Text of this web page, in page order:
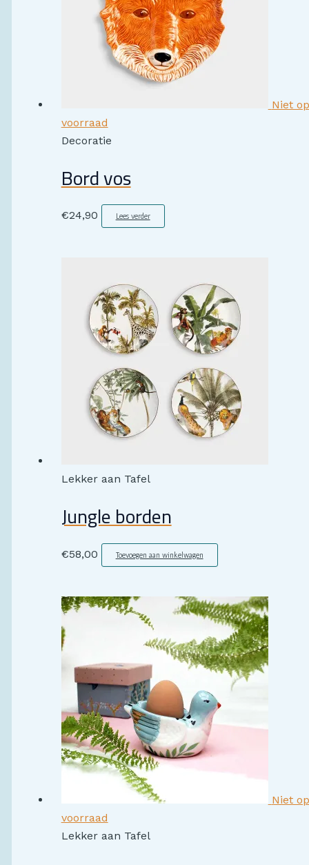
Niet op
voorraad
Decoratie
Bord vos
€24,90 Lees verder
Lekker aan Tafel
Jungle borden
€58,00 Toevoegen aan winkelwagen
Niet op
voorraad
Lekker aan Tafel